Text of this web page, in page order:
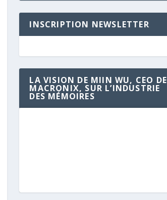
INSCRIPTION NEWSLETTER
LA VISION DE MIIN WU, CEO DE
MACRONIX, SUR L’INDUSTRIE
DES MÉMOIRES